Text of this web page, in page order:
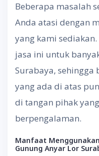
Beberapa masalah
Anda atasi dengan
yang kami
jasa ini untuk
Surabaya, sehingga
yang ada di atas
di tangan pihak
berpengalaman.
Manfaat
Gunung Anyar Lor